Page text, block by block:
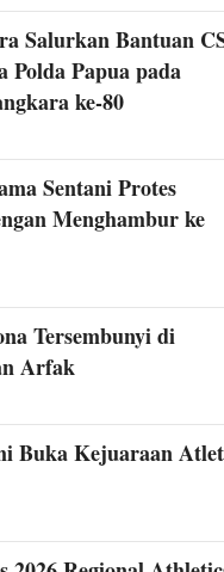
Salurkan Bantuan
Polda Papua pada
ke-80
Sentani Protes
Menghambur ke
Tersembunyi di
Arfak
Buka Kejuaraan